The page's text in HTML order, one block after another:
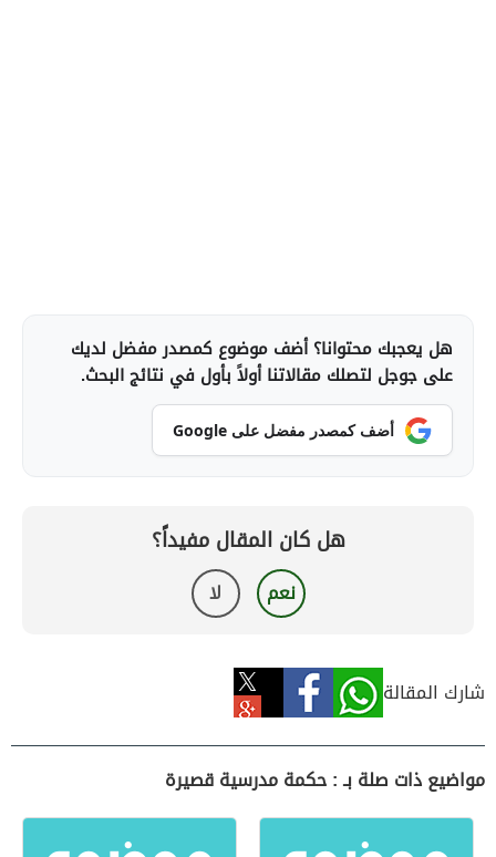
هل يعجبك محتوانا؟ أضف موضوع كمصدر مفضل لديك
على جوجل لتصلك مقالاتنا أولاً بأول في نتائج البحث.
أضف كمصدر مفضل على Google
هل كان المقال مفيداً؟
نعم لا
شارك المقالة
مواضيع ذات صلة بـ : حكمة مدرسية قصيرة